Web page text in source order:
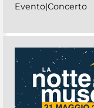
Evento|Concerto